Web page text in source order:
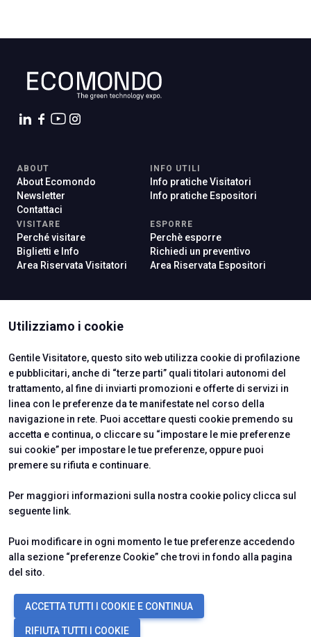
Utilizziamo i cookie
Gentile Visitatore, questo sito web utilizza cookie di profilazione
e pubblicitari, anche di “terze parti” quali titolari autonomi del
trattamento, al fine di inviarti promozioni e offerte di servizi in
linea con le preferenze da te manifestate nel corso della
navigazione in rete. Puoi accettare questi cookie premendo su
accetta e continua, o cliccare su “impostare le mie preferenze
sui cookie” per impostare le tue preferenze, oppure puoi
premere su rifiuta e continuare.
Per maggiori informazioni sulla nostra cookie policy clicca sul
seguente link.
Puoi modificare in ogni momento le tue preferenze accedendo
alla sezione “preferenze Cookie” che trovi in fondo alla pagina
del sito.
ACCETTA TUTTI I COOKIE E CONTINUA
RIFIUTA TUTTI I COOKIE
ABOUT
About Ecomondo
Newsletter
Contattaci
INFO UTILI
Info pratiche Visitatori
Info pratiche Espositori
VISITARE
Perché visitare
Biglietti e Info
Area Riservata Visitatori
ESPORRE
Perchè esporre
Richiedi un preventivo
Area Riservata Espositori
ISTITUTI CERTIFICATORI
© 2026ITALIAN EXHIBITION GROUP SpA - Via Emilia 155, 47921 Rimini
(Italy) - Registro Imprese Rimini e C.F./P.I. 00139440408 - Cap. Soc.
52.214.897 i.v. -Copyright & disclaimer